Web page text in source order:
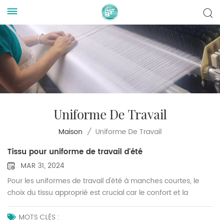
Uniforme De Travail
Maison / Uniforme De Travail
Tissu pour uniforme de travail d'été
MAR 31, 2024
Pour les uniformes de travail d'été à manches courtes, le
choix du tissu approprié est crucial car le confort et la
respirabilité sont des considérations clés. D'après notre
expérience, les tissus couramment utilisés pour les
MOTS CLÉS :